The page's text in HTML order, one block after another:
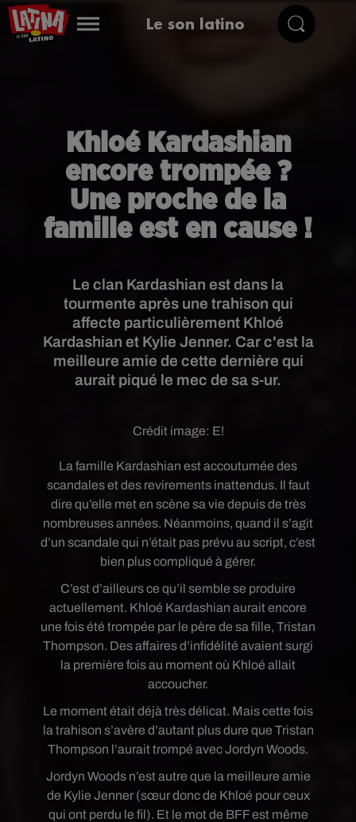
Le son latino
Khloé Kardashian
encore trompée ?
Une proche de la
famille est en cause !
Le clan Kardashian est dans la
tourmente après une trahison qui
affecte particulièrement Khloé
Kardashian et Kylie Jenner. Car c'est la
meilleure amie de cette dernière qui
aurait piqué le mec de sa s-ur.
Crédit image: E!
La famille Kardashian est accoutumée des
scandales et des revirements inattendus. Il faut
dire qu’elle met en scène sa vie depuis de très
nombreuses années. Néanmoins, quand il s’agit
d’un scandale qui n’était pas prévu au script, c’est
bien plus compliqué à gérer.
C’est d’ailleurs ce qu’il semble se produire
actuellement. Khloé Kardashian aurait encore
une fois été trompée par le père de sa fille, Tristan
Thompson. Des affaires d’infidélité avaient surgi
la première fois au moment où Khloé allait
accoucher.
Le moment était déjà très délicat. Mais cette fois
la trahison s’avère d’autant plus dure que Tristan
Thompson l’aurait trompé avec Jordyn Woods.
Jordyn Woods n’est autre que la meilleure amie
de Kylie Jenner (sœur donc de Khloé pour ceux
qui ont perdu le fil). Et le mot de BFF est même